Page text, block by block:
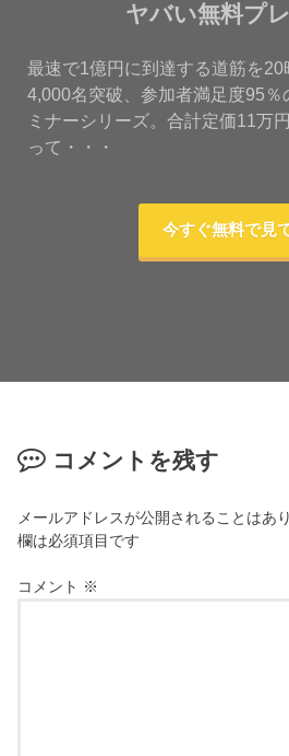
ヤバい無料プ
最速で1億円に到達する道筋を
4,000名突破、参加者満足度95％
ミナーシリーズ。合計定価11万
って・・・
今すぐ無料で見
コメントを残す
メールアドレスが公開されることはあ
欄は必須項目です
コメント ※